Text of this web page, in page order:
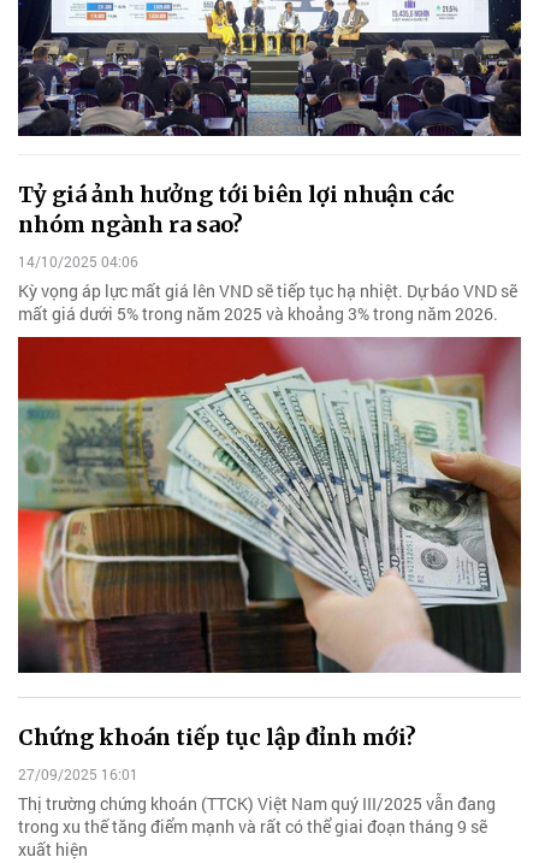
Tỷ giá ảnh hưởng tới biên lợi nhuận các
nhóm ngành ra sao?
14/10/2025 04:06
Kỳ vọng áp lực mất giá lên VND sẽ tiếp tục hạ nhiệt. Dự báo VND sẽ
mất giá dưới 5% trong năm 2025 và khoảng 3% trong năm 2026.
Chứng khoán tiếp tục lập đỉnh mới?
27/09/2025 16:01
Thị trường chứng khoán (TTCK) Việt Nam quý III/2025 vẫn đang
trong xu thế tăng điểm mạnh và rất có thể giai đoạn tháng 9 sẽ
xuất hiện